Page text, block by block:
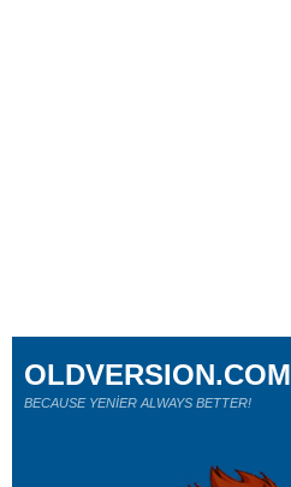
OLDVERSION.COM
BECAUSE YENİER ALWAYS BETTER!